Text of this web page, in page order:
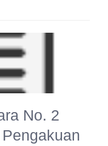
No. 2